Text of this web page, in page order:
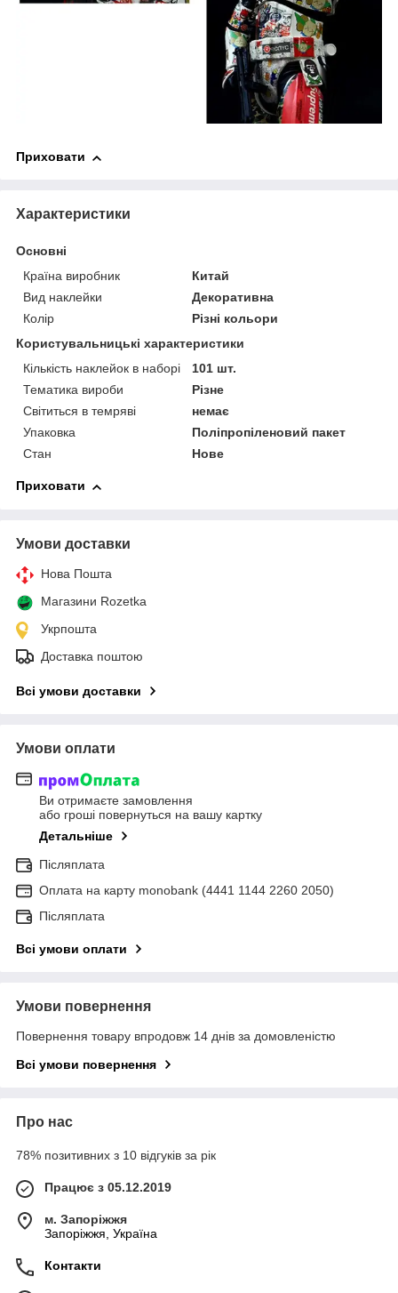
Приховати
Характеристики
Основні
Країна виробник
Китай
Вид наклейки
Декоративна
Колір
Різні кольори
Користувальницькі характеристики
Кількість наклейок в наборі
101 шт.
Тематика вироби
Різне
Світиться в темряві
немає
Упаковка
Поліпропіленовий пакет
Стан
Нове
Приховати
Умови доставки
Нова Пошта
Магазини Rozetka
Укрпошта
Доставка поштою
Всі умови доставки
Умови оплати
Ви отримаєте замовлення
або гроші повернуться на вашу картку
Детальніше
Післяплата
Оплата на карту monobank (4441 1144 2260 2050)
Післяплата
Всі умови оплати
Умови повернення
Повернення товару впродовж 14 днів за домовленістю
Всі умови повернення
Про нас
78% позитивних з 10 відгуків за рік
Працює з 05.12.2019
м. Запоріжжя
Запоріжжя, Україна
Контакти